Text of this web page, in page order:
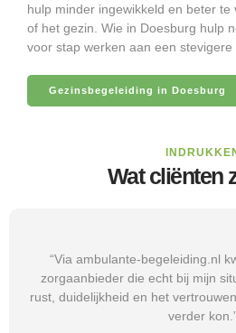
hulp minder ingewikkeld en beter
of het gezin. Wie in Doesburg hulp
voor stap werken aan een stevigere
Gezinsbegeleiding in Doesburg
Wat cliënten
“Via ambulante-begeleiding.nl
zorgaanbieder die echt bij mijn
rust, duidelijkheid en het
verder kon.”